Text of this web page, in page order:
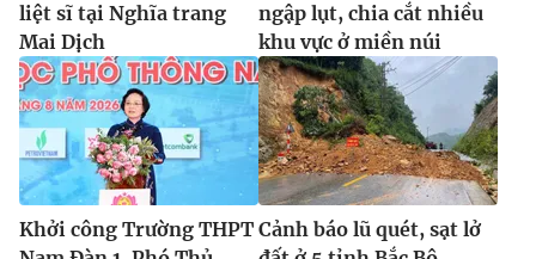
liệt sĩ tại Nghĩa trang
Mai Dịch
ngập lụt, chia cắt nhiều
khu vực ở miền núi
Khởi công Trường THPT Cảnh báo lũ quét, sạt lở